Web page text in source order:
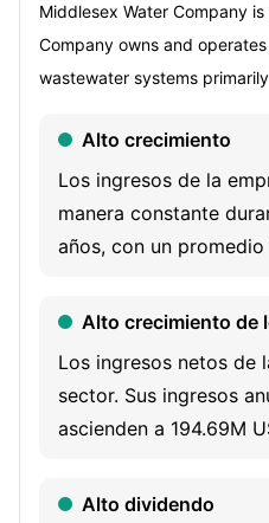
Middlesex Water Company
Company owns and
wastewater systems
under contract on behalf of
primarily in New Jersey and
two segments: Regulated
Regulated segment is
wholesale basis to
Delaware and includes
Water and Southern Shores.
primarily consists of non-
water and wastewater
Alto crecimiento
Los ingresos de la
manera constante
años, con un promedio
Alto crecimiento de
Los ingresos netos de
sector. Sus ingresos
ascienden a 194.69M
Alto dividendo